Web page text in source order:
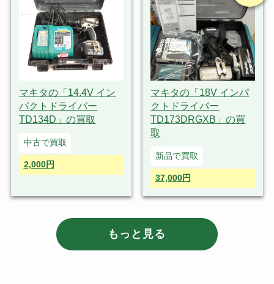
マキタの「14.4V イン
パクトドライバー
TD134D」の買取
中古で買取
2,000円
マキタの「18V インパ
クトドライバー
TD173DRGXB」の買
取
新品で買取
37,000円
もっと見る